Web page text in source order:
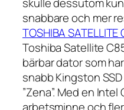
snabbare och mer
TOSHIBA
Toshiba Satellite
bärbar dator som
snabb Kingston
”Zena”. Med en
arbetsminne och